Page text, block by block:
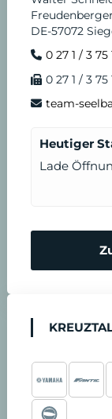
DE-57072
0 27 1 / 3 75
0 27 1 / 3 75
team-
Heutiger
Lade